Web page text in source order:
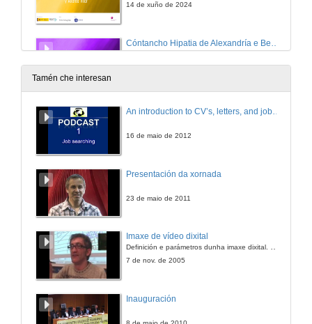
14 de xuño de 2024
22 de mar. de 2024
Criptografía
Tamén che interesan
An introduction to CV’s, letters, and job searching
16 de maio de 2012
Presentación da xornada
23 de maio de 2011
Imaxe de vídeo dixital
7 de nov. de 2005
Inauguración